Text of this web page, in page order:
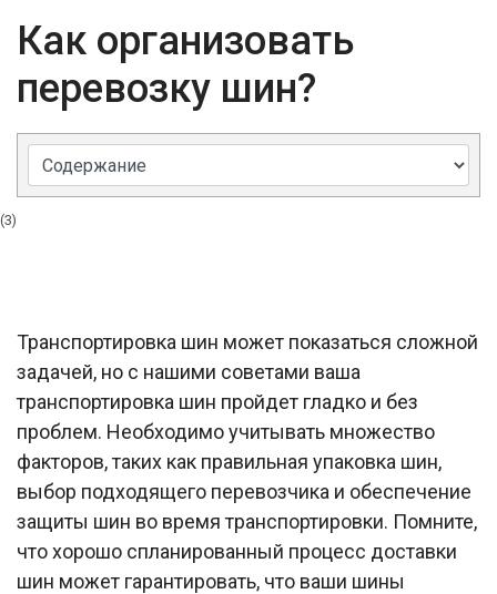
Как организовать
перевозку шин?
(3)
Транспортировка шин может показаться сложной
задачей, но с нашими советами ваша
транспортировка шин пройдет гладко и без
проблем. Необходимо учитывать множество
факторов, таких как правильная упаковка шин,
выбор подходящего перевозчика и обеспечение
защиты шин во время транспортировки. Помните,
что хорошо спланированный процесс доставки
шин может гарантировать, что ваши шины